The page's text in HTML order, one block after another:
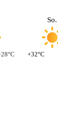
So.
+32°C